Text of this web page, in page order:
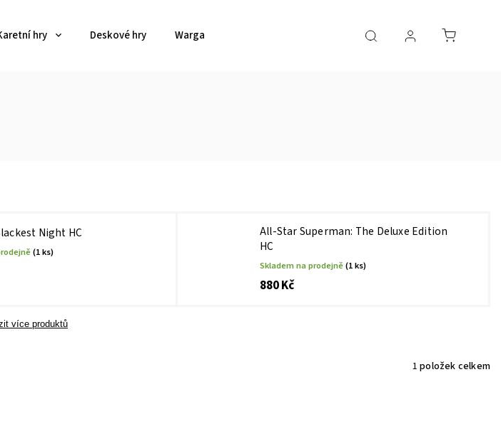
hry Deskové hry Wargaming HERO Bodový systém
Night HC
(1 ks)
All-Star Superman: The Deluxe Edition
HC
Skladem na prodejně(1 ks)
880 Kč
více produktů
1 položek celkem